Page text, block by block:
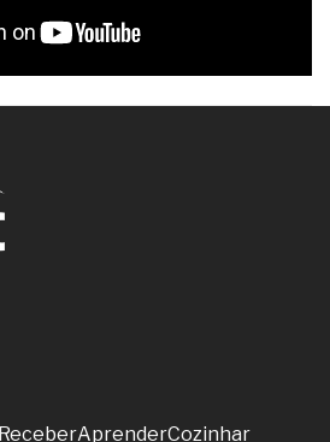
ReceberAprenderCozinhar